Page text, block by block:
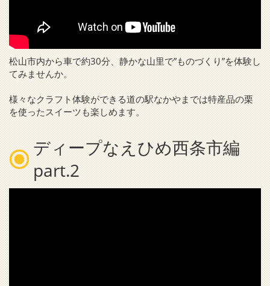
松山市内から車で約30分、静かな山里で”ものづくり”を体験し
てみませんか。
様々なクラフト体験ができる道の駅なかやまでは特産品の栗
を使ったスイーツも楽しめます。
ディープなえひめ西条市編
part.2